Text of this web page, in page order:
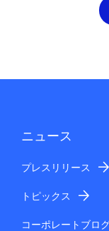
ニュース
プレスリリース
トピックス
コーポレートブロ